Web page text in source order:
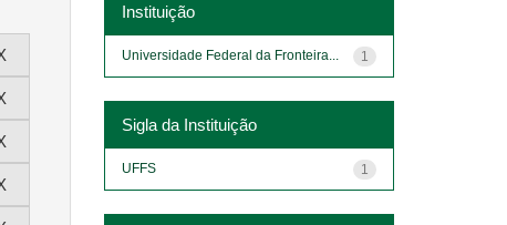
Instituição
1
Universidade Federal da Fronteira...
Sigla da Instituição
1
UFFS